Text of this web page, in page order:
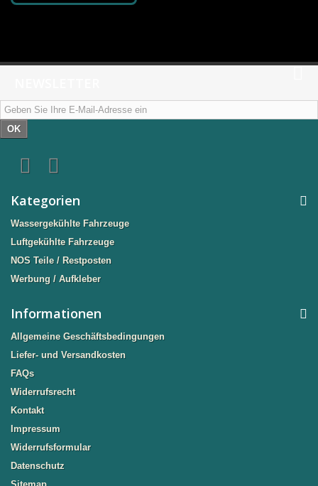
OK
Kategorien
Wassergekühlte Fahrzeuge
Luftgekühlte Fahrzeuge
NOS Teile / Restposten
Werbung / Aufkleber
Informationen
Allgemeine Geschäftsbedingungen
Liefer- und Versandkosten
FAQs
Widerrufsrecht
Kontakt
Impressum
Widerrufsformular
Datenschutz